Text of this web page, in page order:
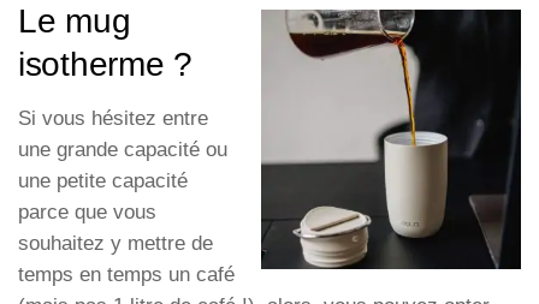
Le mug
isotherme ?
Si vous hésitez entre
une grande capacité ou
une petite capacité
parce que vous
souhaitez y mettre de
temps en temps un café